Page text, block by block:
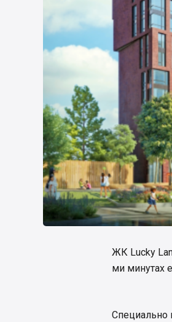
ЖК Lucky
ми минутах
Специально